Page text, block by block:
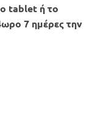
tablet ή το
7 ημέρες την